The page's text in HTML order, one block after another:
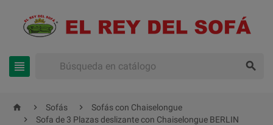
 
  Sofás 
Sofás con Chaiselongue

Sofa de 3 Plazas deslizante con Chaiselongue BERLIN